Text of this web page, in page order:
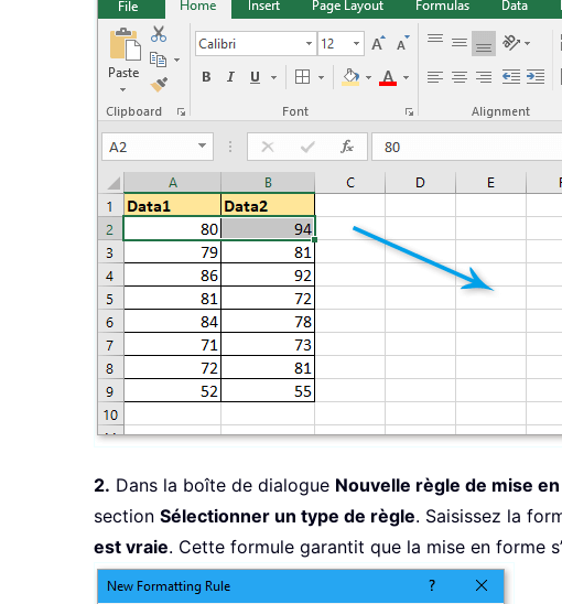
2. Dans la boîte de dialogue Nouvelle règle de mise
section Sélectionner un type de règle. Saisissez la
est vraie. Cette formule garantit que la mise en forme